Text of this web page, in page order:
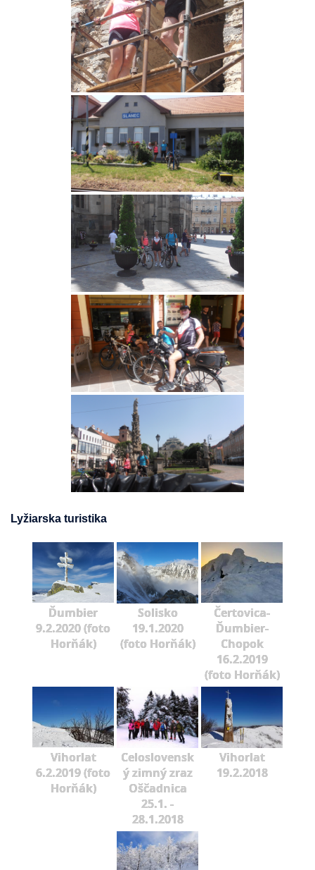
Lyžiarska turistika
Ďumbier
9.2.2020 (foto
Horňák)
Solisko
19.1.2020
(foto Horňák)
Čertovica-
Ďumbier-
Chopok
16.2.2019
(foto Horňák)
Vihorlat
6.2.2019 (foto
Horňák)
Celoslovensk
ý zimný zraz
Oščadnica
25.1. -
28.1.2018
Vihorlat
19.2.2018